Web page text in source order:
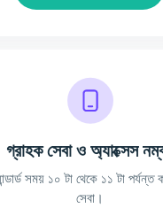
গ্রাহক সেবা ও অ্যাক্সেস
সময় ১০ টা থেকে ১১ টা
সেবা।